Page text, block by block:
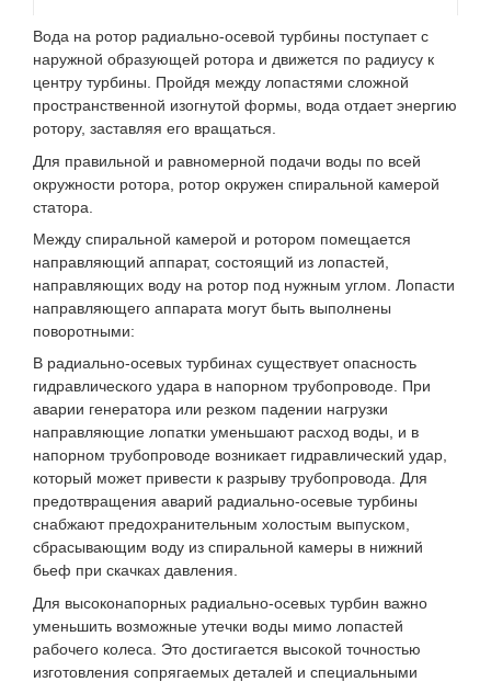
Вода на ротор радиально-осевой турбины поступает с
наружной образующей ротора и движется по радиусу к
центру турбины. Пройдя между лопастями сложной
пространственной изогнутой формы, вода отдает энергию
ротору, заставляя его вращаться.
Для правильной и равномерной подачи воды по всей
окружности ротора, ротор окружен спиральной камерой
статора.
Между спиральной камерой и ротором помещается
направляющий аппарат, состоящий из лопастей,
направляющих воду на ротор под нужным углом. Лопасти
направляющего аппарата могут быть выполнены
поворотными:
В радиально-осевых турбинах существует опасность
гидравлического удара в напорном трубопроводе. При
аварии генератора или резком падении нагрузки
направляющие лопатки уменьшают расход воды, и в
напорном трубопроводе возникает гидравлический удар,
который может привести к разрыву трубопровода. Для
предотвращения аварий радиально-осевые турбины
снабжают предохранительным холостым выпуском,
сбрасывающим воду из спиральной камеры в нижний
бьеф при скачках давления.
Для высоконапорных радиально-осевых турбин важно
уменьшить возможные утечки воды мимо лопастей
рабочего колеса. Это достигается высокой точностью
изготовления сопрягаемых деталей и специальными